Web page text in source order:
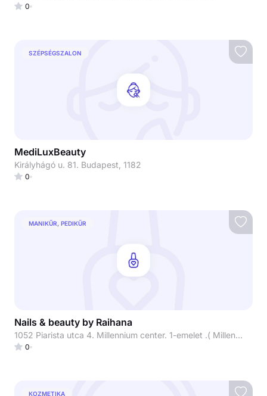
0
SZÉPSÉGSZALON
MediLuxBeauty
Királyhágó u. 81. Budapest, 1182
0
MANIKŰR, PEDIKŰR
Nails & beauty by Raihana
1052 Piarista utca 4. Millennium center. 1-emelet .( Millennium beauty)
0
KOZMETIKA